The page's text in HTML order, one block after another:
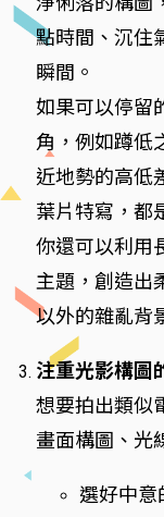
點時間、沉住
瞬間。
如果可以停留
角，例如蹲低
近地勢的高低
葉片特寫，都
你還可以利用
主題，創造出
以外的雜亂背
注重光影構圖
想要拍出類似
畫面構圖、光
選好中意